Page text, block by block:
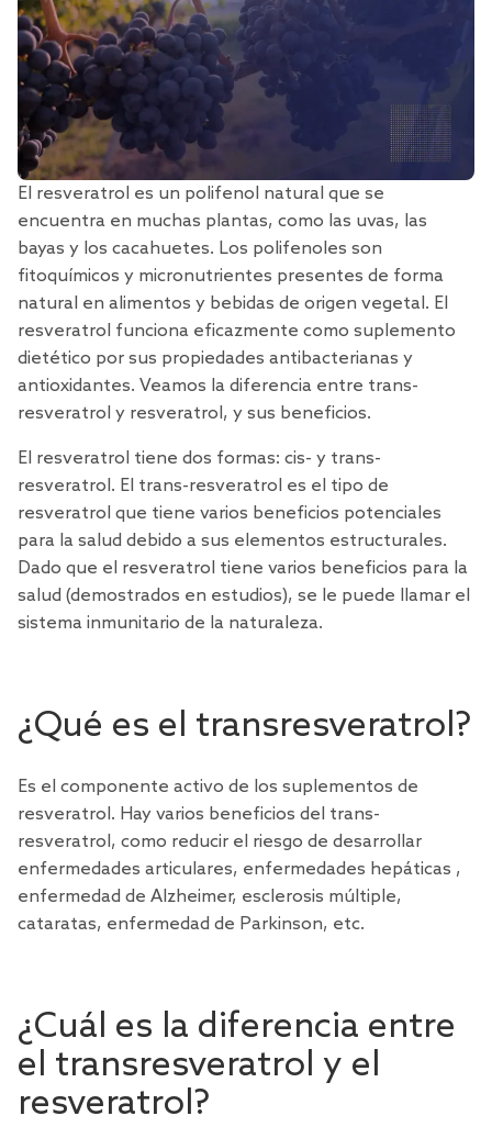
El resveratrol es un polifenol natural que se
encuentra en muchas plantas, como las uvas, las
bayas y los cacahuetes. Los polifenoles son
fitoquímicos y micronutrientes presentes de forma
natural en alimentos y bebidas de origen vegetal. El
resveratrol funciona eficazmente como suplemento
dietético por sus propiedades antibacterianas y
antioxidantes. Veamos la diferencia entre trans-
resveratrol y resveratrol, y sus beneficios.
El resveratrol tiene dos formas: cis- y trans-
resveratrol. El trans-resveratrol es el tipo de
resveratrol que tiene varios beneficios potenciales
para la salud debido a sus elementos estructurales.
Dado que el resveratrol tiene varios beneficios para la
salud (demostrados en estudios), se le puede llamar el
sistema inmunitario de la naturaleza.
¿Qué es el transresveratrol?
Es el componente activo de los suplementos de
resveratrol. Hay varios beneficios del trans-
resveratrol, como reducir el riesgo de desarrollar
enfermedades articulares, enfermedades hepáticas ,
enfermedad de Alzheimer, esclerosis múltiple,
cataratas, enfermedad de Parkinson, etc.
¿Cuál es la diferencia entre
el transresveratrol y el
resveratrol?